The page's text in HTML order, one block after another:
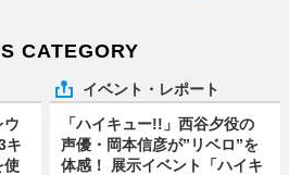
CATEGORY
ウ
キ
使
イベント・レポート
「ハイキュー!!」西谷夕役の
声優・岡本信彦が”リベロ”を
体感！ 展示イベント「ハイキ